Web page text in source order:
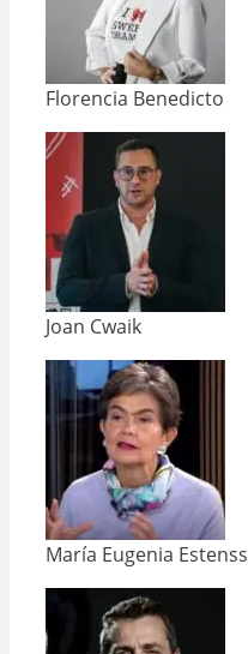
Florencia Benedicto
Joan Cwaik
María Eugenia